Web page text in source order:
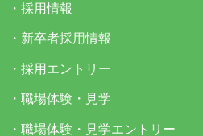
・ 採用情報
・ 新卒者採用情報
・ 採用エントリー
・ 職場体験・見学
・ 職場体験・見学エントリー